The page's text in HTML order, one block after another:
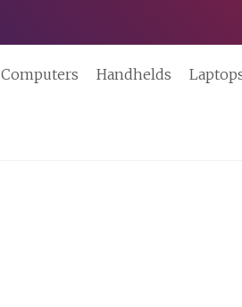
Computers Handhelds